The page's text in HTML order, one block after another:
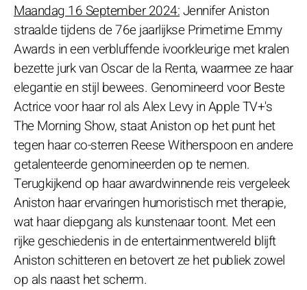
Maandag 16 September 2024:Jennifer Aniston
straalde tijdens de 76e jaarlijkse Primetime Emmy
Awards in een verbluffende ivoorkleurige met kralen
bezette jurk van Oscar de la Renta, waarmee ze haar
elegantie en stijl bewees. Genomineerd voor Beste
Actrice voor haar rol als Alex Levy in Apple TV+'s
The Morning Show, staat Aniston op het punt het
tegen haar co-sterren Reese Witherspoon en andere
getalenteerde genomineerden op te nemen.
Terugkijkend op haar awardwinnende reis vergeleek
Aniston haar ervaringen humoristisch met therapie,
wat haar diepgang als kunstenaar toont. Met een
rijke geschiedenis in de entertainmentwereld blijft
Aniston schitteren en betovert ze het publiek zowel
op als naast het scherm.